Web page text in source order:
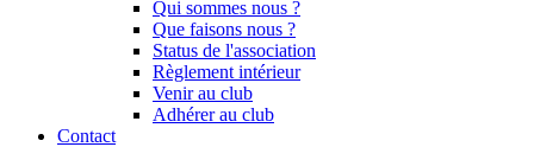
Qui sommes nous ?
Que faisons nous ?
Status de l'association
Règlement intérieur
Venir au club
Adhérer au club
Contact